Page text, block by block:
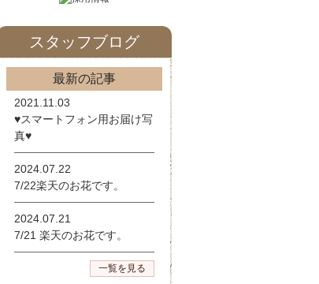
スタッフブログ
最新の記事
2021.11.03
♥スマートフォン用お届け写
真♥
2024.07.22
7/22楽天のお花です。
2024.07.21
7/21 楽天のお花です。
一覧を見る